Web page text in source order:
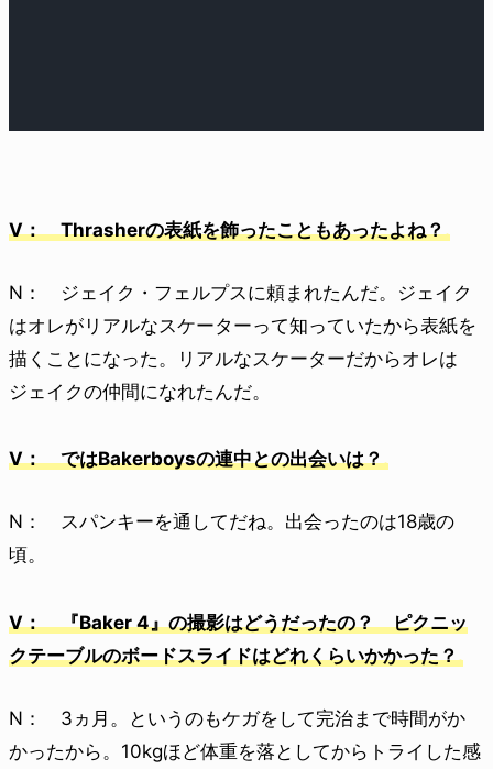
V： Thrasherの表紙を飾ったこともあったよね？
N： ジェイク・フェルプスに頼まれたんだ。ジェイク
はオレがリアルなスケーターって知っていたから表紙を
描くことになった。リアルなスケーターだからオレは
ジェイクの仲間になれたんだ。
V： ではBakerboysの連中との出会いは？
N： スパンキーを通してだね。出会ったのは18歳の
頃。
V： 『Baker 4』の撮影はどうだったの？ ピクニッ
クテーブルのボードスライドはどれくらいかかった？
N： 3ヵ月。というのもケガをして完治まで時間がか
かったから。10kgほど体重を落としてからトライした感